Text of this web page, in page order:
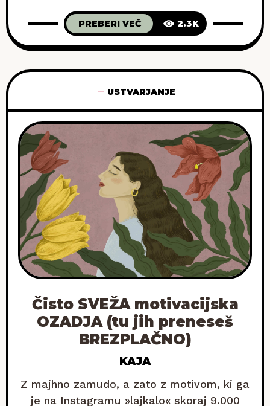
grafik preteklega meseca krasi nova
ozadja, je postalo že skoraj rutina – in tudi
te bo spremljala ves
PREBERI VEČ 2.3K
USTVARJANJE
Čisto SVEŽA motivacijska
OZADJA (tu jih preneseš
BREZPLAČNO)
KAJA
Z majhno zamudo, a zato z motivom, ki ga
je na Instagramu »lajkalo« skoraj 9.000